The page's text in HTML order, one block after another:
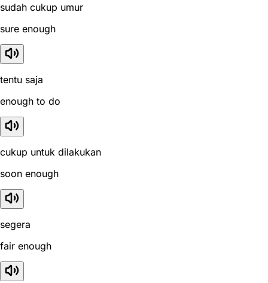
sudah cukup umur
sure enough
tentu saja
enough to do
cukup untuk dilakukan
soon enough
segera
fair enough